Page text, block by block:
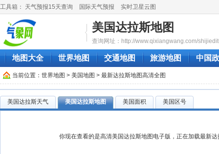
工具箱： 天气预报15天查询 国际天气预报 实时卫星云图
美国达拉斯地图
查询网址：http://www.qixiangwang.com/
地图大全 世界地图 交通地图 旅游地图 中国
当前位置： 世界地图 > 美国地图 > 最新达拉斯地图高清全图
美国达拉斯天气 美国达拉斯地图 美国面积 美国区号
你现在查看的是高清美国达拉斯地图电子版，正在加载最新